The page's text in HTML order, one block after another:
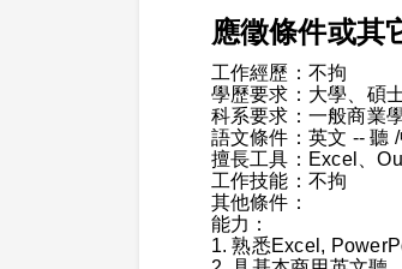
應徵條件或其
工作經歷：不拘
學歷要求：大學、碩
科系要求：一般商業
語文條件：英文 -- 聽
擅長工具：Excel、
工作技能：不拘
其他條件：
能力：
1. 熟悉Excel,